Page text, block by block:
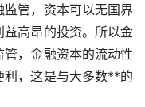
管，资本可以无国界
高昂的投资。所以金
，金融资本的流动性
利，这是与大多数**的